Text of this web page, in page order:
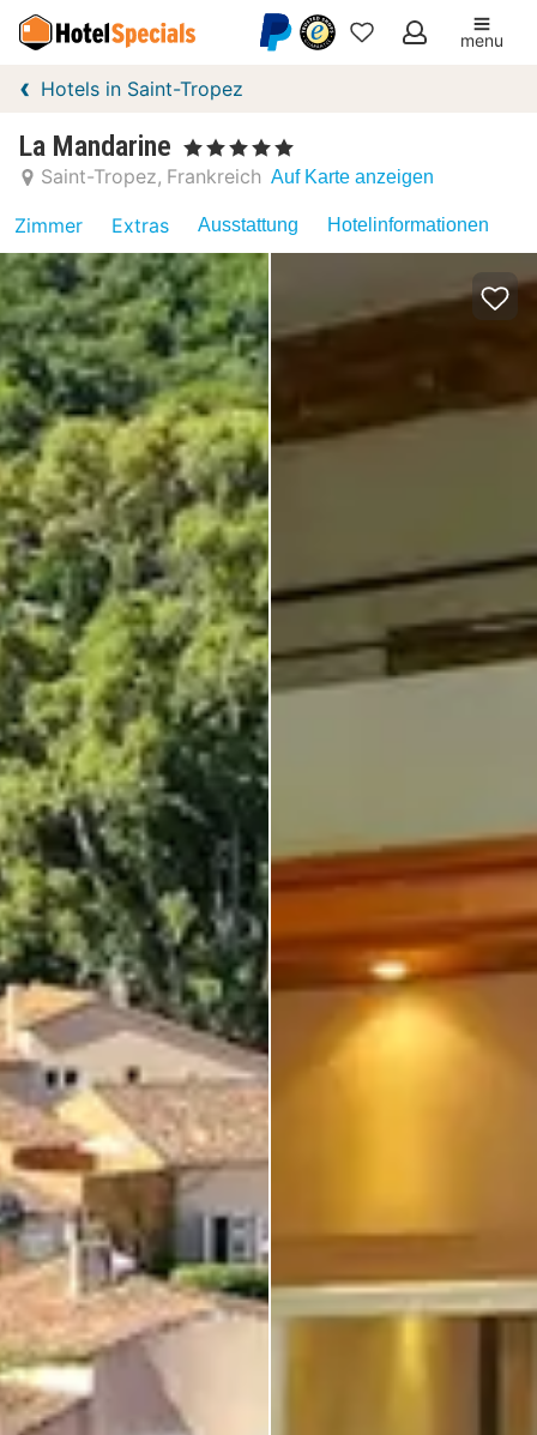
Meine
menu
Hotels in Saint-Tropez
La Mandarine , 5 Sterne
Saint-Tropez Frankreich Auf Karte anzeigen
Zimmer Extras Ausstattung Hotelinformationen